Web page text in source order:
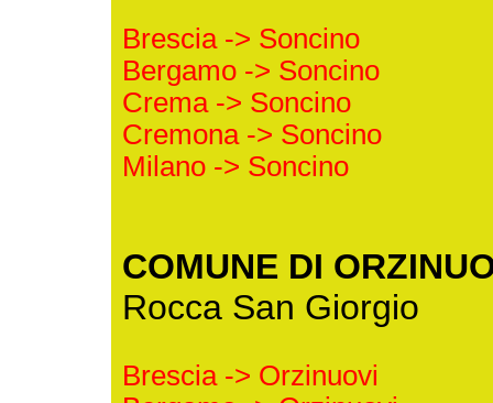
Brescia -> Soncino
Bergamo -> Soncino
Crema -> Soncino
Cremona -> Soncino
Milano -> Soncino
COMUNE DI
Rocca San Giorgio
Brescia -> Orzinuovi